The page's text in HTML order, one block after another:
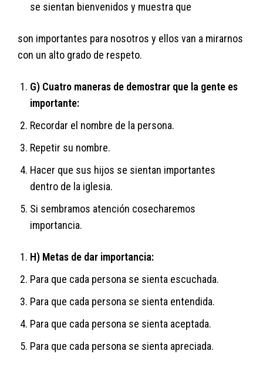
se sientan bienvenidos y muestra que
son importantes para nosotros y ellos van a mirarnos
con un alto grado de respeto.
G) Cuatro maneras de demostrar que la gente es
importante:
Recordar el nombre de la persona.
Repetir su nombre.
Hacer que sus hijos se sientan importantes
dentro de la iglesia.
Si sembramos atención cosecharemos
importancia.
H) Metas de dar importancia:
Para que cada persona se sienta escuchada.
Para que cada persona se sienta entendida.
Para que cada persona se sienta aceptada.
Para que cada persona se sienta apreciada.